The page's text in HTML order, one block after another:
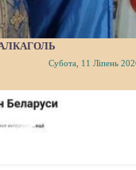
Субота, 11 Ліпень